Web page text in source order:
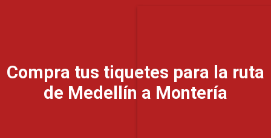
Compra tus tiquetes para la ruta
de Medellín a Montería